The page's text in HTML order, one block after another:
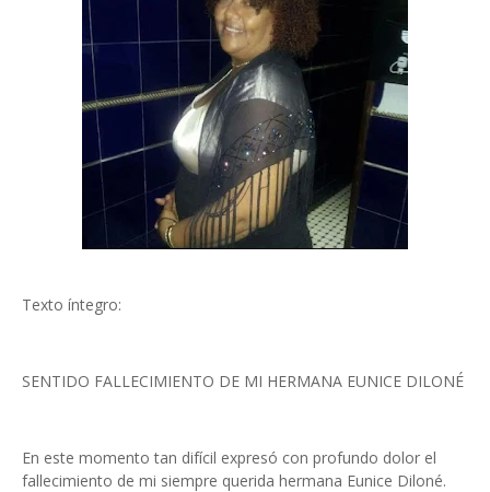
Texto íntegro:
SENTIDO FALLECIMIENTO DE MI HERMANA EUNICE DILONÉ
En este momento tan difícil expresó con profundo dolor el
fallecimiento de mi siempre querida hermana Eunice Diloné.